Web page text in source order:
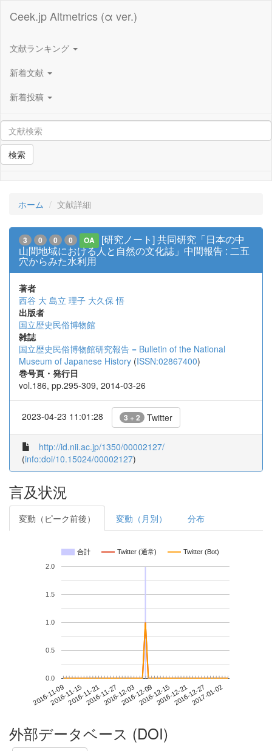
Ceek.jp Altmetrics (α ver.)
文献ランキング
新着文献
新着投稿
検索
ホーム 文献詳細
3 0 0 0 OA
[研究ノート] 共同研究「日本の中
山間地域における人と自然の文化誌」中間報告 : 二五
穴からみた水利用
著者
西谷 大 島立 理子 大久保 悟
出版者
国立歴史民俗博物館
雑誌
国立歴史民俗博物館研究報告 = Bulletin of the National
Museum of Japanese History (ISSN:02867400)
巻号頁・発行日
vol.186, pp.295-309, 2014-03-26
2023-04-23 11:01:28 3 + 2 Twitter
http://id.nii.ac.jp/1350/00002127/
(info:doi/10.15024/00002127)
言及状況
変動（ピーク前後） 変動（月別） 分布
合計 Twitter (通常) Twitter (Bot)
2016-11-092016-11-152016-11-212016-11-272016-12-032016-12-092016-12-152016-12-212016-12-272017-01-02
0.0
0.5
1.0
1.5
2.0
外部データベース (DOI)